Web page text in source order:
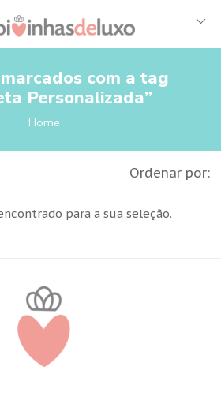
com a tag
Personalizada”
Home
Ordenar por:
para a sua seleção.